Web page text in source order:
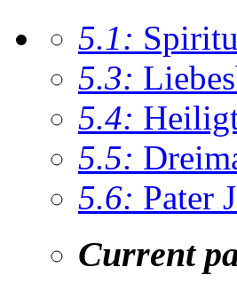
5.1:
5.3:
5.4:
5.5:
5.6: Pater
Current